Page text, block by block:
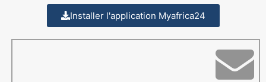
Installer l'application Myafrica24